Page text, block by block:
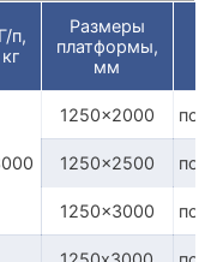
Г/п,
кг
Размеры
платформы,
мм
1250x2000 по
1250x2500 по
1250x3000 по